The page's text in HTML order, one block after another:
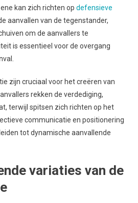
kan zich richten op defensieve
aanvallen van de tegenstander,
om de aanvallers te
is essentieel voor de overgang
zijn cruciaal voor het creëren van
rekken de verdediging,
terwijl spitsen zich richten op het
communicatie en positionering
tot dynamische aanvallende
variaties van de